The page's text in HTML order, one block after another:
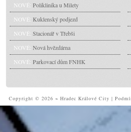
NOVÉ: Poliklinika u Milety
NOVÉ: Kuklenský podjezd
NOVÉ: Stacionář v Třebši
NOVÉ: Nová hvězdárna
NOVÉ: Parkovací dům FNHK
Copyright © 2026 ~ Hradec Králové City |